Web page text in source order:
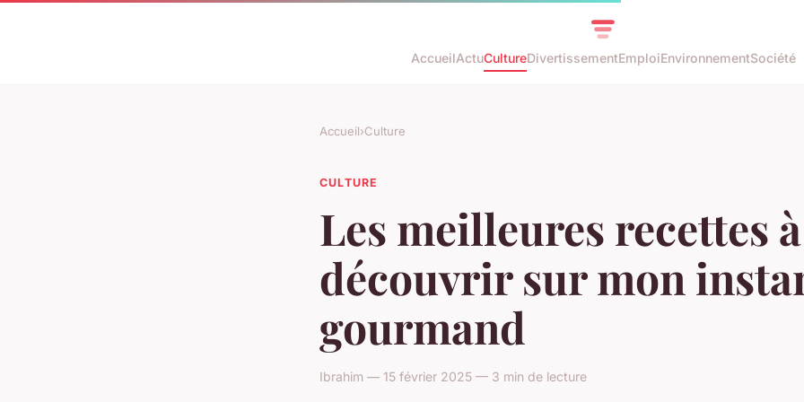
AccueilActuCultureDivertissementEmploiEnvironnementSociété
Accueil›Culture
CULTURE
Les meilleures recettes à
découvrir sur mon
gourmand
Ibrahim — 15 février 2025 — 3 min de lecture